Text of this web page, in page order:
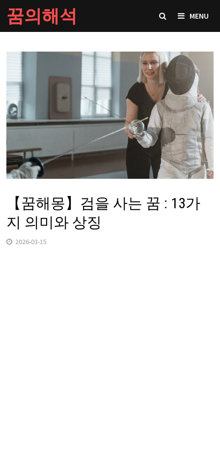
Skip
to
content
꿈의해석 MENU
【꿈해몽】검을 사는 꿈 : 13가
지 의미와 상징
2026-03-15